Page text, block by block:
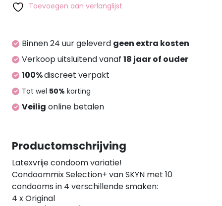
glijmiddelcoating en reservoir op siliconenbasis.
10
pieces
Toevoegen aan verlanglijst
Binnen 24 uur geleverd geen extra kosten
Verkoop uitsluitend vanaf 18 jaar of ouder
100%discreet verpakt
Tot wel 50% korting
Veilig online betalen
Productomschrijving
Latexvrije condoom variatie!
Condoommix Selection+ van SKYN met 10
condooms in 4 verschillende smaken:
4 x Original